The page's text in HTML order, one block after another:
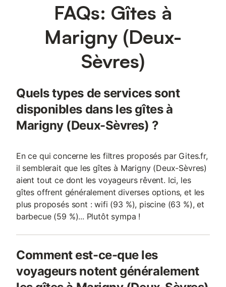
FAQs: Gîtes à
Marigny (Deux-
Sèvres)
Quels types de services sont
disponibles dans les gîtes à
Marigny (Deux-Sèvres) ?
En ce qui concerne les filtres proposés par Gites.fr,
il semblerait que les gîtes à Marigny (Deux-Sèvres)
aient tout ce dont les voyageurs rêvent. Ici, les
gîtes offrent généralement diverses options, et les
plus proposés sont : wifi (93 %), piscine (63 %), et
barbecue (59 %)... Plutôt sympa !
Comment est-ce-que les
voyageurs notent généralement